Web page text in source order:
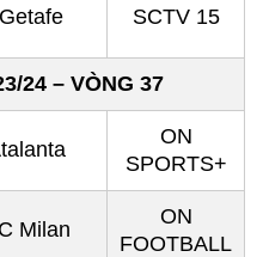
SCTV 15
24 – VÒNG 37
ON
SPORTS+
Milan
ON
FOOTBALL